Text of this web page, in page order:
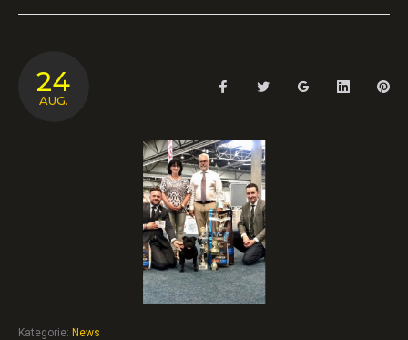
24
AUG.
FacebookTwitter Google+ LinkedIn
Kategorie: News